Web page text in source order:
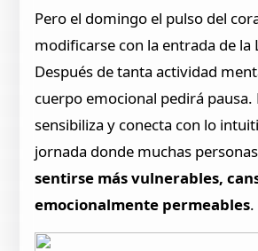
Pero el domingo el pulso del
modificarse con la entrada de la
Después de tanta actividad
cuerpo emocional pedirá pausa.
sensibiliza y conecta con lo
jornada donde muchas personas
sentirse más vulnerables,
emocionalmente permeables.